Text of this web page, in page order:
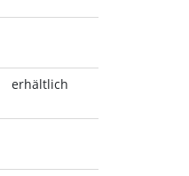
erhältlich